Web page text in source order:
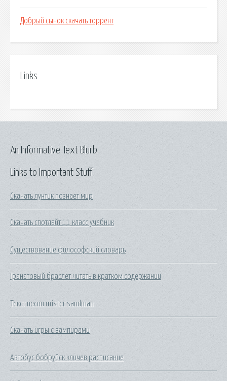
Добрый сынок скачать торрент
Links
Links to Important Stuff
Скачать лунтик познает мир
Скачать спотлайт 11 класс учебник
Существование философский словарь
Гранатовый браслет читать в кратком содержании
Текст песни mister sandman
Скачать игры с вампирами
Автобус бобруйск кличев расписание
An Informative Text Blurb